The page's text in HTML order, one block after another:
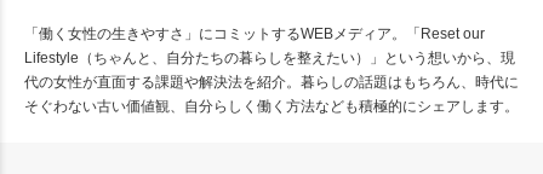
「働く女性の生きやすさ」にコミットするWEBメディア。「Reset our
Lifestyle（ちゃんと、自分たちの暮らしを整えたい）」という想いから、現
代の女性が直面する課題や解決法を紹介。暮らしの話題はもちろん、時代に
そぐわない古い価値観、自分らしく働く方法なども積極的にシェアします。